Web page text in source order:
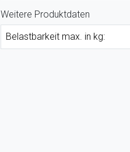
Weitere Produktdaten
Belastbarkeit max. in kg: